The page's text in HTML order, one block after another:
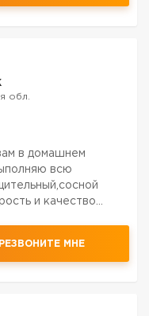
обл.
в домашнем
всю
и качество
МНЕ